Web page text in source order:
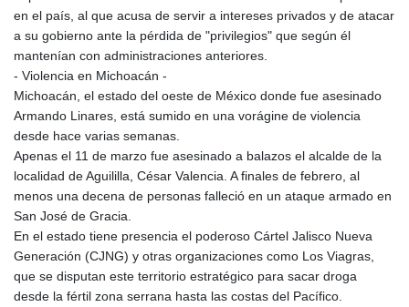
en el país, al que acusa de servir a intereses privados y de atacar
a su gobierno ante la pérdida de "privilegios" que según él
mantenían con administraciones anteriores.
- Violencia en Michoacán -
Michoacán, el estado del oeste de México donde fue asesinado
Armando Linares, está sumido en una vorágine de violencia
desde hace varias semanas.
Apenas el 11 de marzo fue asesinado a balazos el alcalde de la
localidad de Aguililla, César Valencia. A finales de febrero, al
menos una decena de personas falleció en un ataque armado en
San José de Gracia.
En el estado tiene presencia el poderoso Cártel Jalisco Nueva
Generación (CJNG) y otras organizaciones como Los Viagras,
que se disputan este territorio estratégico para sacar droga
desde la fértil zona serrana hasta las costas del Pacífico.